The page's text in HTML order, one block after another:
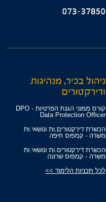
ניהול בכיר, מנהיגות
ודירקטורים
קורס ממוני הגנת הפרטיות - DPO
Data Protection Officer
הכשרת דירקטורים.ות ונושאי.ות
משרה - קמפוס חיפה
הכשרת דירקטורים.ות ונושאי.ות
משרה - קמפוס שרונה
לכל תכניות הלימוד >>